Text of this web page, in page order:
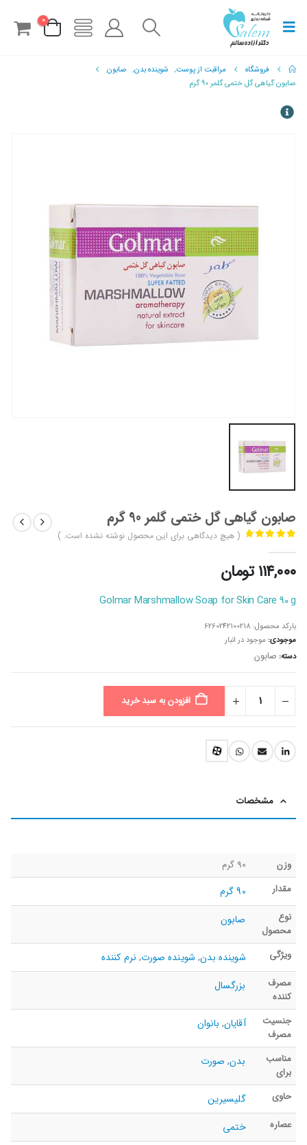
0
فروشگاه مراقبت از پوست, شوینده بدن, صابون
صابون گیاهی گل ختمی گلمر 90 گرم
صابون گیاهی گل ختمی گلمر 90 گرم
( هیچ دیدگاهی برای این محصول نوشته نشده است. )
۱۱۴,۰۰۰تومان
Golmar Marshmallow Soap for Skin Care 90 g
بارکد محصول: 6260242100218
موجودی: موجود در انبار
دسته: صابون
افزودن به سبد خرید
مشخصات
وزن
90 گرم
مقدار
90 گرم
نوع
محصول
صابون
ویژگی شوینده بدن, شوینده صورت, نرم کننده
مصرف
کننده
بزرگسال
جنسیت
مصرف
آقایان, بانوان
مناسب
برای
بدن, صورت
حاوی گلیسیرین
عصاره ختمی